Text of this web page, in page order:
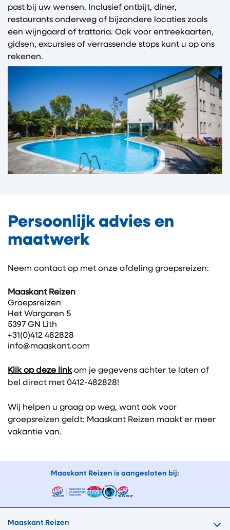
past bij uw wensen. Inclusief ontbijt, diner,
restaurants onderweg of bijzondere locaties zoals
een wijngaard of trattoria. Ook voor entreekaarten,
gidsen, excursies of verrassende stops kunt u op ons
rekenen.
Persoonlijk advies en
maatwerk
Neem contact op met onze afdeling groepsreizen:
Maaskant Reizen
Groepsreizen
Het Wargaren 5
5397 GN Lith
+31(0)412 482828
info@maaskant.com
Klik op deze linkom je gegevens achter te laten of
bel direct met 0412-482828!
Wij helpen u graag op weg, want ook voor
groepsreizen geldt: Maaskant Reizen maakt er meer
vakantie van.
Maaskant Reizen is aangesloten bij:
Maaskant Reizen